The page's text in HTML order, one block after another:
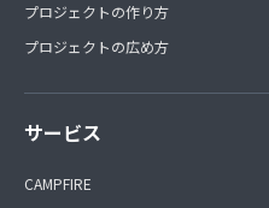
プロジェクトの作り方
プロジェクトの広め方
サービス
CAMPFIRE